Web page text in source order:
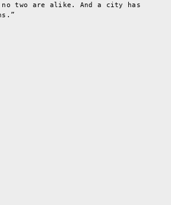
two are alike. And a city has